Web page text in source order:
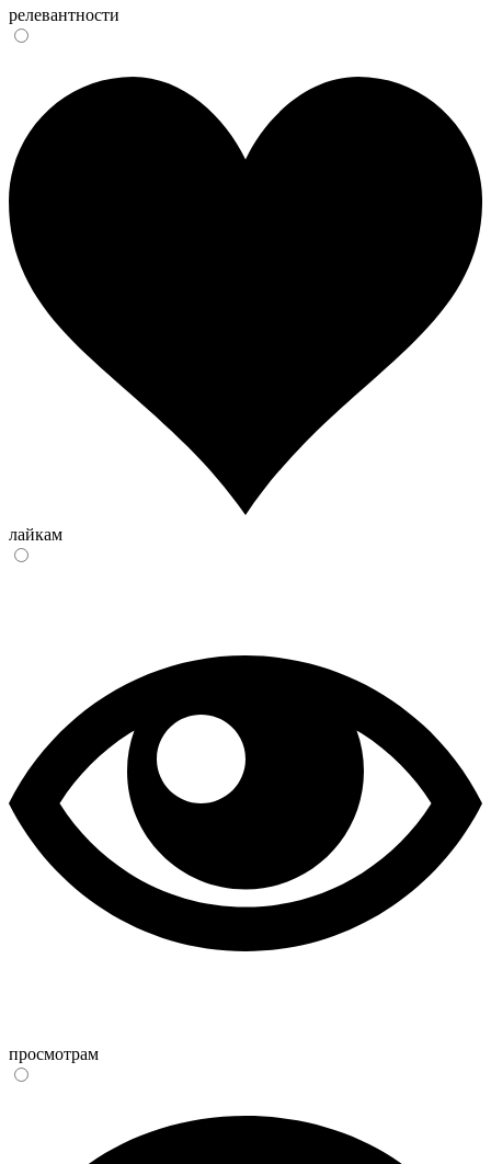
релевантности
лайкам
просмотрам